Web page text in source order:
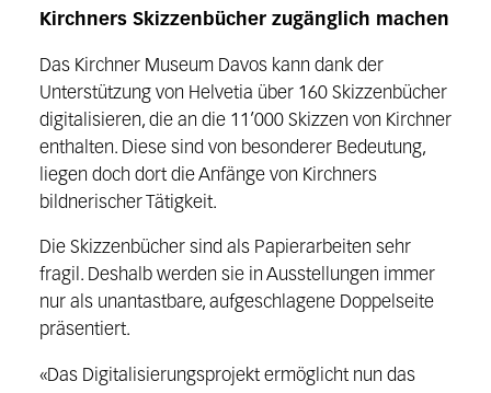
Kirchners Skizzenbücher zugänglich machen
Das Kirchner Museum Davos kann dank der
Unterstützung von Helvetia über 160 Skizzenbücher
digitalisieren, die an die 11’000 Skizzen von Kirchner
enthalten. Diese sind von besonderer Bedeutung,
liegen doch dort die Anfänge von Kirchners
bildnerischer Tätigkeit.
Die Skizzenbücher sind als Papierarbeiten sehr
fragil. Deshalb werden sie in Ausstellungen immer
nur als unantastbare, aufgeschlagene Doppelseite
präsentiert.
«Das Digitalisierungsprojekt ermöglicht nun das